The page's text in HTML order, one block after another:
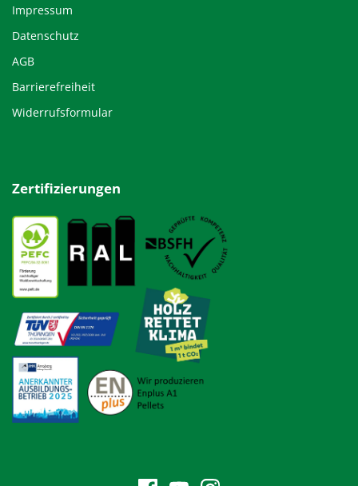
Impressum
Datenschutz
AGB
Barrierefreiheit
Widerrufsformular
Zertifizierungen